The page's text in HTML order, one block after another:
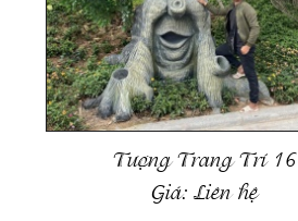
Tượng Trang Trí 16
Giá:Liên hệ